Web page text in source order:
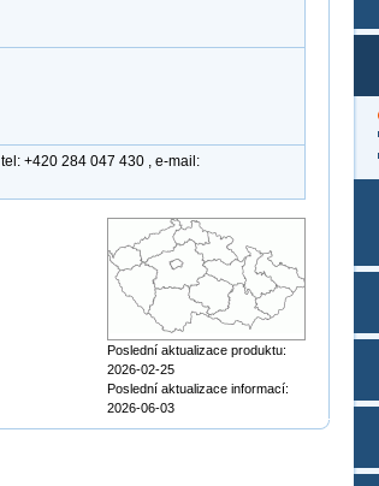
+420 284 047 430 , e-mail:
Poslední aktualizace produktu:
2026-02-25
Poslední aktualizace informací:
2026-06-03